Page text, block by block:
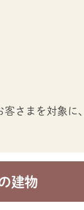
さまを対象に、
建物